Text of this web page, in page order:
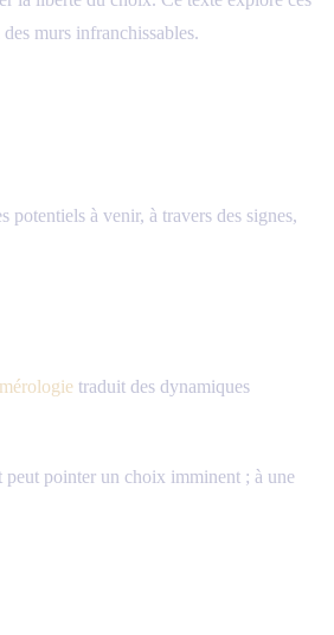
murs infranchissables.
à venir, à travers des signes,
traduit des dynamiques
peut pointer un choix imminent ; à une